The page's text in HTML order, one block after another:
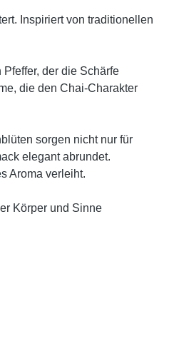
Inspiriert von traditionellen
der die Schärfe
die den Chai-Charakter
sorgen nicht nur für
elegant abrundet.
Aroma verleiht.
Körper und Sinne